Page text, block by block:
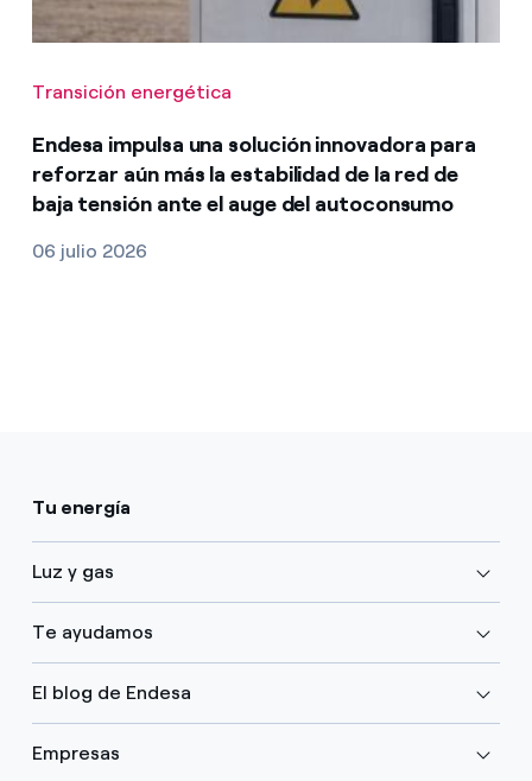
Transición energética
Endesa impulsa una solución innovadora para
reforzar aún más la estabilidad de la red de
baja tensión ante el auge del autoconsumo
06 julio 2026
Tu energía
Luz y gas
Te ayudamos
El blog de Endesa
Empresas